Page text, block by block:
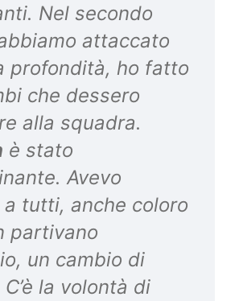
Nel secondo
attaccato
profondità, ho fatto
che dessero
alla squadra.
è stato
Avevo
tutti, anche coloro
partivano
un cambio di
la volontà di